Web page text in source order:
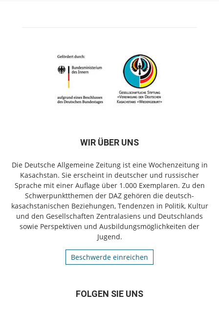
WIR ÜBER UNS
Die Deutsche Allgemeine Zeitung ist eine Wochenzeitung in
Kasachstan. Sie erscheint in deutscher und russischer
Sprache mit einer Auflage über 1.000 Exemplaren. Zu den
Schwerpunktthemen der DAZ gehören die deutsch-
kasachstanischen Beziehungen, Tendenzen in Politik, Kultur
und den Gesellschaften Zentralasiens und Deutschlands
sowie Perspektiven und Ausbildungsmöglichkeiten der
Jugend.
Beschwerde einreichen
FOLGEN SIE UNS